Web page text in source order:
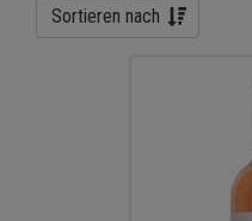
Sortieren nach